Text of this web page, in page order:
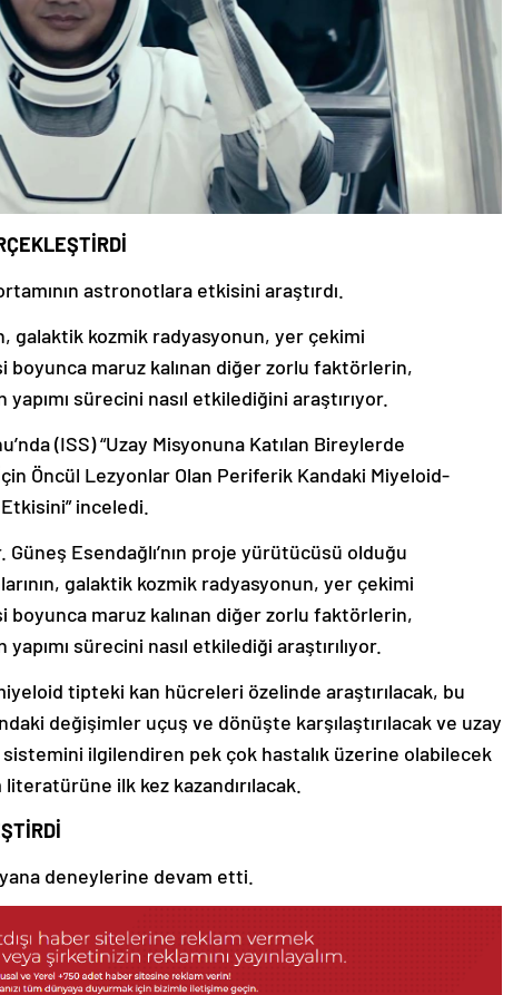
astronotlara etkisini araştırdı.
galaktik kozmik radyasyonun, yer çekimi
boyunca maruz kalınan diğer zorlu faktörlerin,
sürecini nasıl etkilediğini araştırıyor.
(ISS) “Uzay Misyonuna Katılan Bireylerde
Öncül Lezyonlar Olan Periferik Kandaki Miyeloid-
inceledi.
Esendağlı’nın proje yürütücüsü olduğu
galaktik kozmik radyasyonun, yer çekimi
boyunca maruz kalınan diğer zorlu faktörlerin,
sürecini nasıl etkilediği araştırılıyor.
tipteki kan hücreleri özelinde araştırılacak, bu
değişimler uçuş ve dönüşte karşılaştırılacak ve uzay
sistemini ilgilendiren pek çok hastalık üzerine olabilecek
ilk kez kazandırılacak.
yana deneylerine devam etti.